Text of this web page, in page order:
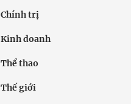
Chính trị
Kinh doanh
Thể thao
Thế giới